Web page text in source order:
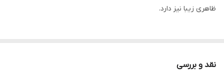
ظاهری زیبا نیز دارد.
قابل استفاده در اتاق کنفرانس، استدیو ها، سالن های
نقد و بررسی